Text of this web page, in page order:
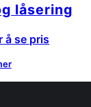
låsering
å se pris